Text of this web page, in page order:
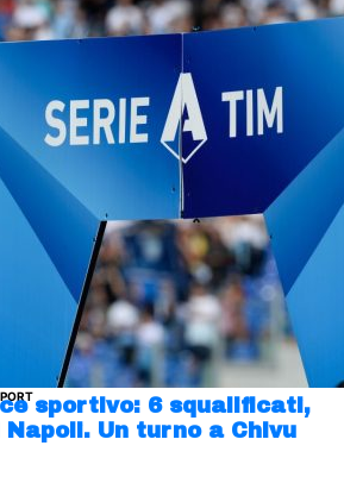
sportivo: 6 squalificati,
Un turno a Chivu